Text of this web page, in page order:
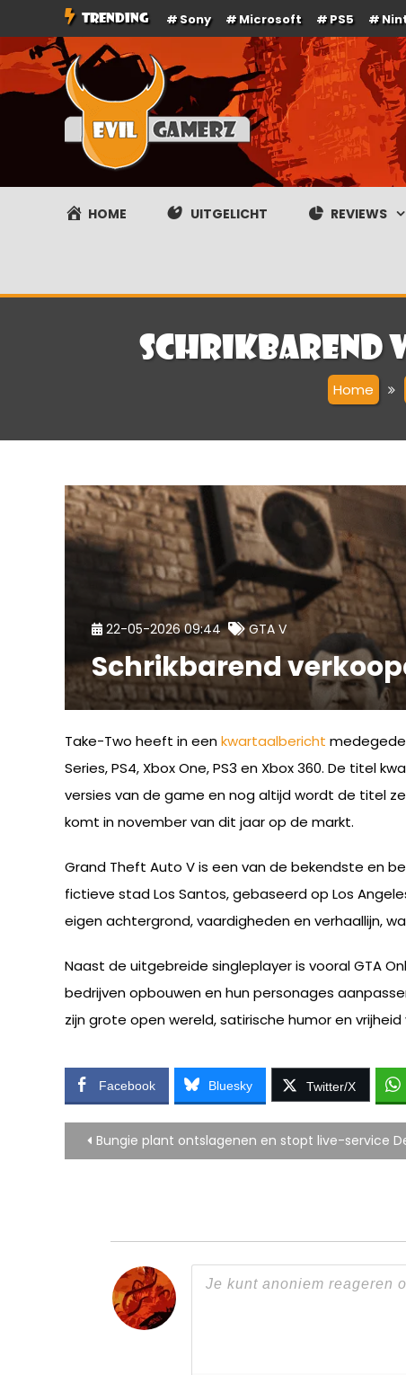
naar
de
TRENDING Sony Microsoft PS5
Evilgamerz
Het meest interessante game nieuws, reviews, coverage
HOME UITGELICHT REVIEWS
Schrikbarend
Home
22-05-2026 09:44 GTA V
Schrikbarend
Take-Two heeft in eenkwartaalbericht
Series, PS4, Xbox One, PS3 en Xbox 360. De titel
versies van de game en nog altijd wordt de titel
komt in november van dit jaar op de markt.
Grand Theft Auto V is een van de bekendste en
fictieve stad Los Santos, gebaseerd op Los
eigen achtergrond, vaardigheden en verhaallijn,
Naast de uitgebreide singleplayer is vooral GTA
bedrijven opbouwen en hun personages
zijn grote open wereld, satirische humor en
Facebook Bluesky Twitter/X
Bericht
Bungie plant ontslagenen en stopt live-service